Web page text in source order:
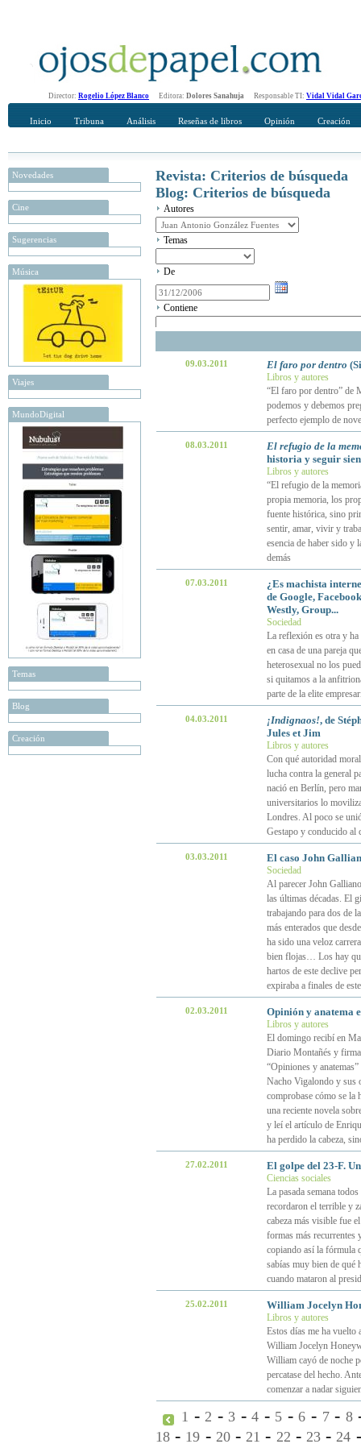
Director: Rogelio López Blanco Editora: Dolores Sanahuja Responsable TI: Vidal Vidal
Inicio Tribuna Análisis Reseñas de libros Opinión Creación
Novedades
Cine
Sugerencias
Música
Viajes
MundoDigital
Temas
Blog
Creación
Revista: Criterios de búsqueda
Blog: Criterios de búsqueda
Autores
Temas
De
Contiene
09.03.2011 El faro por dentro
Libros y autores
“El faro por dentro” de
podemos y debemos
perfecto ejemplo de
08.03.2011
El refugio de la
historia y seguir
Libros y autores
“El refugio de la
propia memoria, los
fuente histórica, sino
sentir, amar, vivir y
esencia de haber sido y
demás
07.03.2011
¿Es machista
de Google,
Westly, Group...
Sociedad
La reflexión es otra y
en casa de una pareja
heterosexual no los
si quitamos a la
parte de la elite
04.03.2011 ¡Indignaos!, de
Jules et Jim
Libros y autores
Con qué autoridad
lucha contra la general
nació en Berlín, pero
universitarios lo
Londres. Al poco se
Gestapo y conducido al
03.03.2011 El caso John
Sociedad
Al parecer John
las últimas décadas. El
trabajando para dos de
más enterados que
ha sido una veloz
bien flojas… Los hay
hartos de este declive
expiraba a finales de
02.03.2011 Opinión y anatema
Libros y autores
El domingo recibí en
Diario Montañés y
“Opiniones y
Nacho Vigalondo y sus
comprobase cómo se la
una reciente novela
y leí el artículo de
ha perdido la cabeza,
27.02.2011 El golpe del 23-F.
Ciencias sociales
La pasada semana
recordaron el terrible y
cabeza más visible fue
formas más recurrentes
copiando así la fórmula
sabías muy bien de qué
cuando mataron al
25.02.2011 William Jocelyn
Libros y autores
Estos días me ha vuelto
William Jocelyn
William cayó de noche
percatase del hecho.
comenzar a nadar
1 -2 - 3 -4 - 5 -6 - 7- 8
18 - 19 - 20-21 - 22 - 23-24